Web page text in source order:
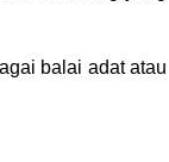
balai adat atau